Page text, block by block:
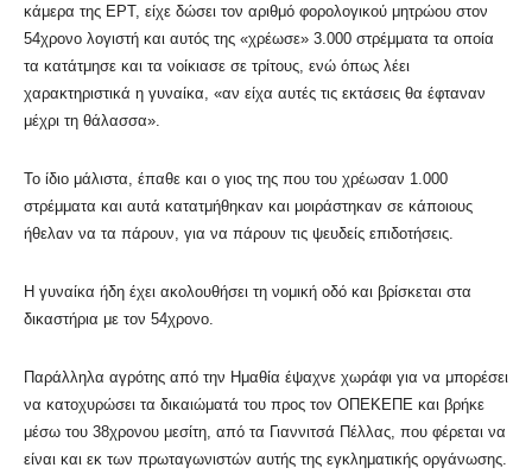
κάμερα της ΕΡΤ, είχε δώσει τον αριθμό φορολογικού μητρώου στον
54χρονο λογιστή και αυτός της «χρέωσε» 3.000 στρέμματα τα οποία
τα κατάτμησε και τα νοίκιασε σε τρίτους, ενώ όπως λέει
χαρακτηριστικά η γυναίκα, «αν είχα αυτές τις εκτάσεις θα έφταναν
μέχρι τη θάλασσα».
Το ίδιο μάλιστα, έπαθε και ο γιος της που του χρέωσαν 1.000
στρέμματα και αυτά κατατμήθηκαν και μοιράστηκαν σε κάποιους
ήθελαν να τα πάρουν, για να πάρουν τις ψευδείς επιδοτήσεις.
Η γυναίκα ήδη έχει ακολουθήσει τη νομική οδό και βρίσκεται στα
δικαστήρια με τον 54χρονο.
Παράλληλα αγρότης από την Ημαθία έψαχνε χωράφι για να μπορέσει
να κατοχυρώσει τα δικαιώματά του προς τον ΟΠΕΚΕΠΕ και βρήκε
μέσω του 38χρονου μεσίτη, από τα Γιαννιτσά Πέλλας, που φέρεται να
είναι και εκ των πρωταγωνιστών αυτής της εγκληματικής οργάνωσης.